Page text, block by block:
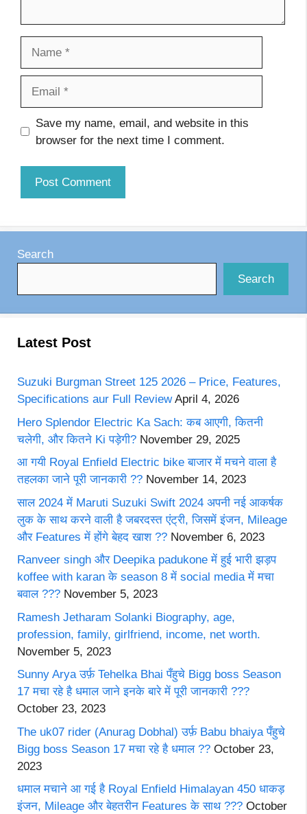
Website
Save my name, email, and website in this
browser for the next time I comment.
Search
Search
Latest Post
Suzuki Burgman Street 125 2026 – Price, Features,
Specifications aur Full Review April 4, 2026
Hero Splendor Electric Ka Sach: कब आएगी, कितनी
चलेगी, और कितने Ki पड़ेगी? November 29, 2025
आ गयी Royal Enfield Electric bike बाजार में मचने वाला है
तहलका जाने पूरी जानकारी ?? November 14, 2023
साल 2024 में Maruti Suzuki Swift 2024 अपनी नई आकर्षक
लुक के साथ करने वाली है जबरदस्त एंट्री, जिसमें इंजन, Mileage
और Features में होंगे बेहद खाश ?? November 6, 2023
Ranveer singh और Deepika padukone में हुई भारी झड़प
koffee with karan के season 8 में social media में मचा
बवाल ??? November 5, 2023
Ramesh Jetharam Solanki Biography, age,
profession, family, girlfriend, income, net worth.
November 5, 2023
Sunny Arya उर्फ़ Tehelka Bhai पँहुचे Bigg boss Season
17 मचा रहे है धमाल जाने इनके बारे में पूरी जानकारी ???
October 23, 2023
The uk07 rider (Anurag Dobhal) उर्फ़ Babu bhaiya पँहुचे
Bigg boss Season 17 मचा रहे है धमाल ?? October 23,
2023
धमाल मचाने आ गई है Royal Enfield Himalayan 450 धाकड़
इंजन, Mileage और बेहतरीन Features के साथ ??? October